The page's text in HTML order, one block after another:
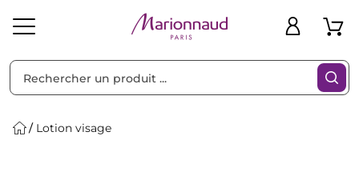
Lotion visage
Filtres